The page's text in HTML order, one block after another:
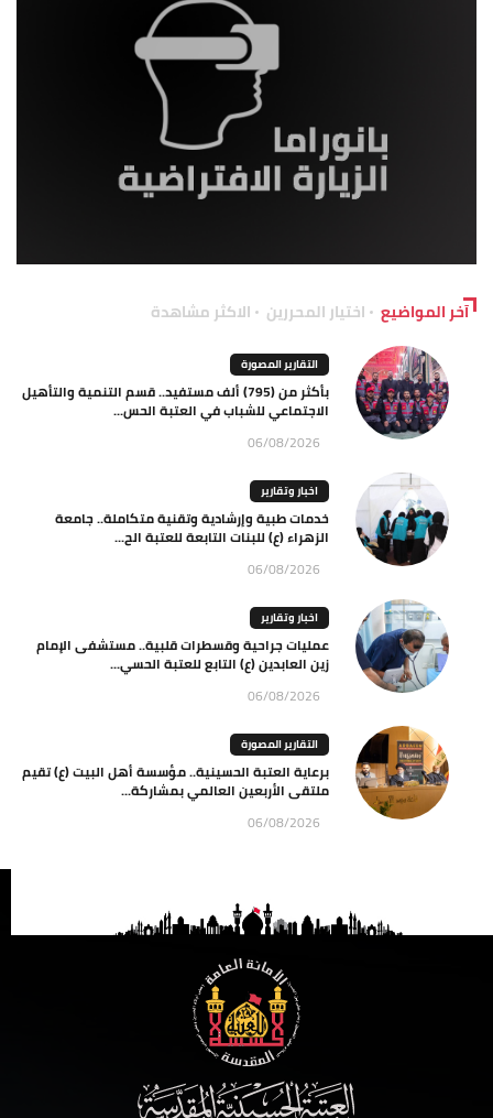
آخر المواضيع اختيار المحررين الاكثر مشاهدة
التقارير المصورة
بأكثر من (795) ألف مستفيد.. قسم التنمية والتأهيل
الاجتماعي للشباب في العتبة الحس...
06/08/2026
اخبار وتقارير
خدمات طبية وإرشادية وتقنية متكاملة.. جامعة
الزهراء (ع) للبنات التابعة للعتبة الح...
06/08/2026
اخبار وتقارير
عمليات جراحية وقسطرات قلبية.. مستشفى الإمام
زين العابدين (ع) التابع للعتبة الحسي...
06/08/2026
التقارير المصورة
برعاية العتبة الحسينية.. مؤسسة أهل البيت (ع) تقيم
ملتقى الأربعين العالمي بمشاركة...
06/08/2026